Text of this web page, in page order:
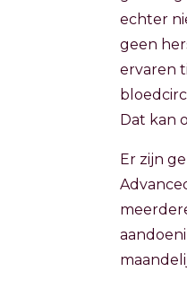
echter
geen
ervaren
Dat kan
Er zijn